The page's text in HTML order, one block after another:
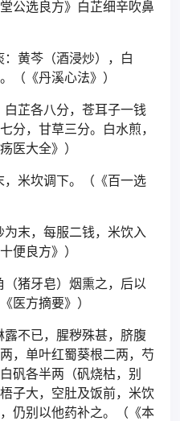
公选良方》白芷细辛吹鼻
黄芩（酒浸炒），白
（《丹溪心法》）
芷各八分，苍耳子一钱
分，甘草三分。白水煎，
医大全》）
米坎调下。（《百一选
末，每服二钱，米饮入
便良方》）
猪牙皂）烟熏之，后以
医方摘要》）
不已，腥秽殊甚，脐腹
，单叶红蜀葵根二两，芍
矾各半两（矾烧枯，别
子大，空肚及饭前，米饮
仍别以他药补之。（《本